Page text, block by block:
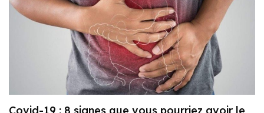
Covid-19 : 8 signes que vous pourriez avoir le